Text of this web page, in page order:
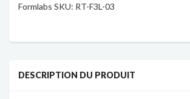
Formlabs SKU: RT-F3L-03
DESCRIPTION DU PRODUIT